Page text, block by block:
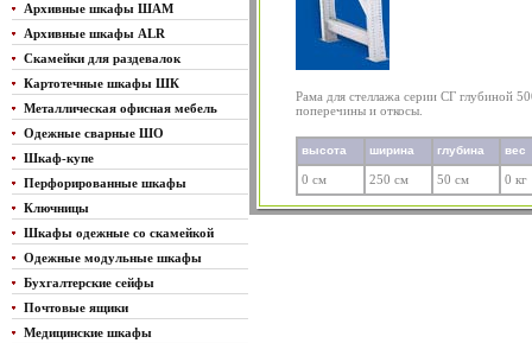
Архивные шкафы ШАМ
Архивные шкафы ALR
Скамейки для раздевалок
Картотечные шкафы ШК
Металлическая офисная мебель
Одежные сварные ШО
Шкаф-купе
Перфорированные шкафы
Ключницы
Шкафы одежные со скамейкой
Одежные модульные шкафы
Бухгалтерские сейфы
Почтовые ящики
Медицинские шкафы
Рама для стеллажа серии СГ глубиной
поперечины и откосы.
высота ширина глубина вес
0 см 250 см 50 см 0 кг